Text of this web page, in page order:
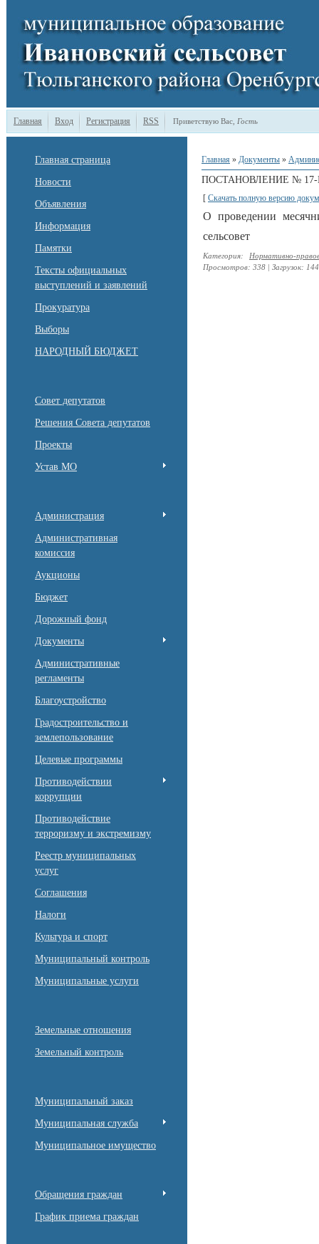
Главная Вход Регистрация RSS Приветствую Вас Гость
Главная страница
Новости
Объявления
Информация
Памятки
Тексты официальных
выступлений и заявлений
Прокуратура
Выборы
НАРОДНЫЙ БЮДЖЕТ
Совет депутатов
Решения Совета депутатов
Проекты
Устав МО
Администрация
Административная
комиссия
Аукционы
Бюджет
Дорожный фонд
Документы
Административные
регламенты
Благоустройство
Градостроительство и
землепользование
Целевые программы
Противодействии
коррупции
Противодействие
терроризму и экстремизму
Реестр муниципальных
услуг
Соглашения
Налоги
Культура и спорт
Муниципальный контроль
Муниципальные услуги
Земельные отношения
Земельный контроль
Муниципальный заказ
Муниципальная служба
Муниципальное имущество
Обращения граждан
График приема граждан
Главная » Документы »
ПОСТАНОВЛЕНИЕ № 17-
[ Скачать полную версию
О проведении
сельсовет
Категория:
Нормативно-
Просмотров: 338 | Загрузок: 144